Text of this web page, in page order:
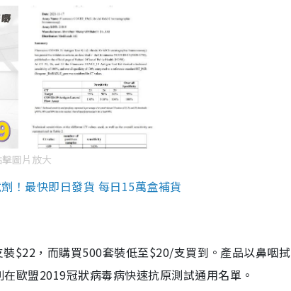
擊圖片放大
！最快即日發貨 每日15萬盒補貨
$22，而購買500套裝低至$20/支買到。產品以鼻咽
歐盟2019冠狀病毒病快速抗原測試通用名單。